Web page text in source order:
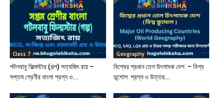
Class 7
পটলবাবু ফিল্মস্টার (গল্প) সত্যজিৎ রায় –
সপ্তম শ্রেণীর বাংলা প্রশ্ন ও...
Geography
বিশ্বের প্রধান তেল উৎপাদক দেশ – বিশ্ব
ভূগোল প্রশ্ন ও উত্তর...